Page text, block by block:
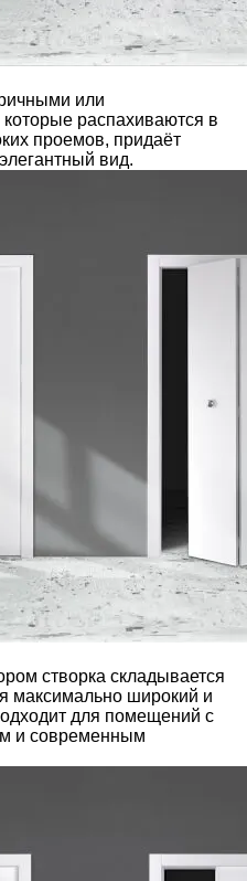
или
распахиваются в
проемов, придаёт
вид.
створка складывается
максимально широкий и
для помещений с
и современным